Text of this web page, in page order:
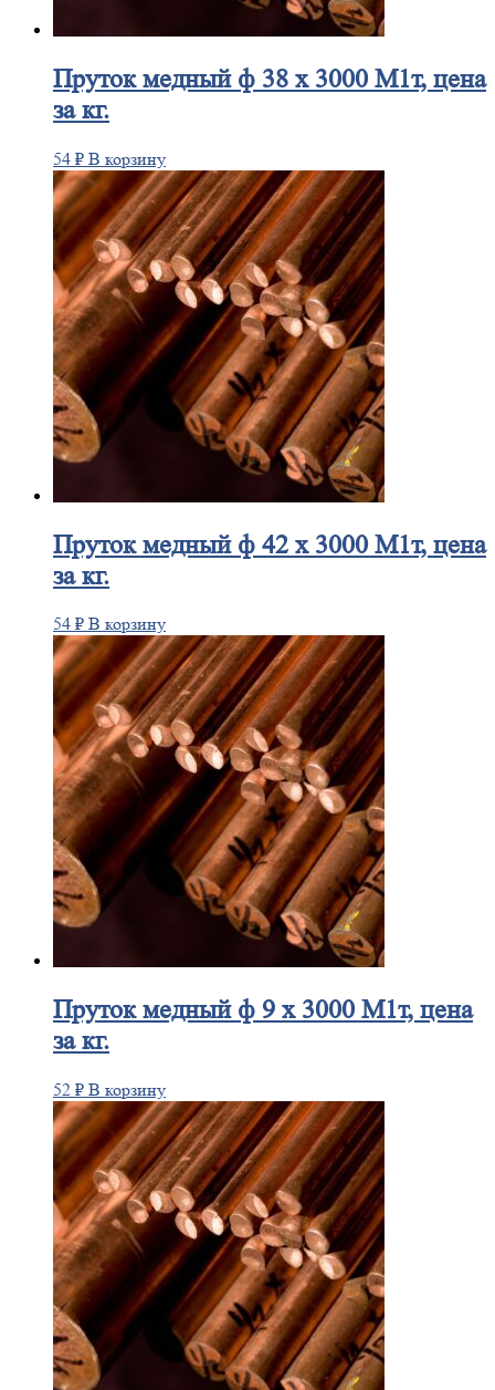
Прутокмедный ф 38 х 3000 М1т, цена
за кг.
54 ₽ В корзину
Прутокмедный ф 42 х 3000 М1т, цена
за кг.
54 ₽ В корзину
Прутокмедный ф 9 х 3000 М1т, цена
за кг.
52 ₽ В корзину